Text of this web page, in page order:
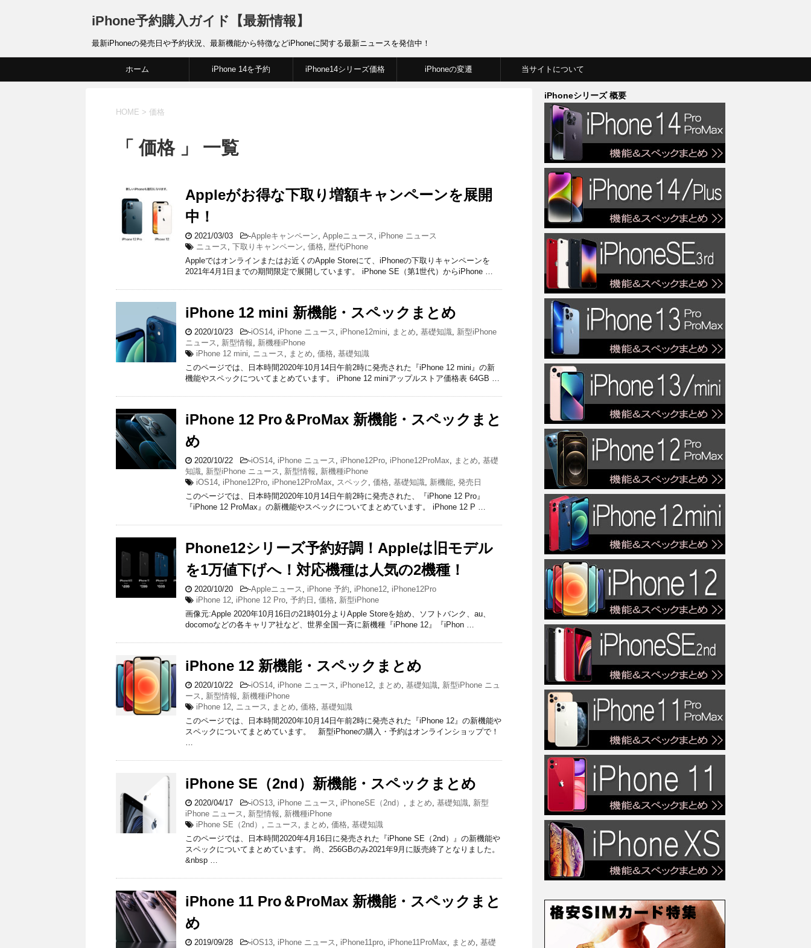
iPhone予約購入ガイド【最新情報】
最新iPhoneの発売日や予約状況、最新機能から特徴などiPhoneに関する最新ニュースを発信中！
ホーム iPhone 14を予約 iPhone14シリーズ価格 iPhoneの変遷 当サイトについて
HOME > 価格
「 価格 」 一覧
Appleがお得な下取り増額キャンペーンを展開
中！
2021/03/03 -Appleキャンペーン, Appleニュース , iPhone ニュース
ニュース , 下取りキャンペーン, 価格, 歴代iPhone
Appleではオンラインまたはお近くのApple Storeにて、iPhoneの下取りキャンペーンを
2021年4月1日までの期間限定で展開しています。 iPhone SE（第1世代）からiPhone …
iPhone 12 mini 新機能・スペックまとめ
2020/10/23 -iOS14, iPhone ニュース , iPhone12mini, まとめ, 基礎知識, 新型iPhone
ニュース , 新型情報, 新機種iPhone
iPhone 12 mini, ニュース , まとめ, 価格, 基礎知識
このページでは、日本時間2020年10月14日午前2時に発売された『iPhone 12 mini』の新
機能やスペックについてまとめています。 iPhone 12 miniアップルストア価格表 64GB …
iPhone 12 Pro＆ProMax 新機能・スペックまと
め
2020/10/22 -iOS14, iPhone ニュース , iPhone12Pro, iPhone12ProMax, まとめ, 基礎
知識, 新型iPhone ニュース , 新型情報, 新機種iPhone
iOS14, iPhone12Pro, iPhone12ProMax, スペック , 価格, 基礎知識, 新機能, 発売日
このページでは、日本時間2020年10月14日午前2時に発売された、『iPhone 12 Pro』
『iPhone 12 ProMax』の新機能やスペックについてまとめています。 iPhone 12 P …
Phone12シリーズ予約好調！Appleは旧モデル
を1万値下げへ！対応機種は人気の2機種！
2020/10/20 -Appleニュース , iPhone 予約, iPhone12, iPhone12Pro
iPhone 12, iPhone 12 Pro, 予約日 , 価格, 新型iPhone
画像元:Apple 2020年10月16日の21時01分よりApple Storeを始め、ソフトバンク、au、
docomoなどの各キャリア社など、世界全国一斉に新機種『iPhone 12』『iPhon …
iPhone 12 新機能・スペックまとめ
2020/10/22 -iOS14, iPhone ニュース , iPhone12, まとめ, 基礎知識, 新型iPhone ニュ
ース , 新型情報, 新機種iPhone
iPhone 12, ニュース , まとめ, 価格, 基礎知識
このページでは、日本時間2020年10月14日午前2時に発売された『iPhone 12』の新機能や
スペックについてまとめています。 新型iPhoneの購入・予約はオンラインショップで！
…
iPhone SE（2nd）新機能・スペックまとめ
2020/04/17 -iOS13, iPhone ニュース , iPhoneSE（2nd） , まとめ, 基礎知識, 新型
iPhone ニュース , 新型情報, 新機種iPhone
iPhone SE（2nd） , ニュース , まとめ, 価格, 基礎知識
このページでは、日本時間2020年4月16日に発売された『iPhone SE（2nd）』の新機能や
スペックについてまとめています。 尚、256GBのみ2021年9月に販売終了となりました。
&nbsp …
iPhone 11 Pro＆ProMax 新機能・スペックまと
め
2019/09/28 -iOS13, iPhone ニュース , iPhone11pro, iPhone11ProMax, まとめ, 基礎
iPhoneシリーズ 概要